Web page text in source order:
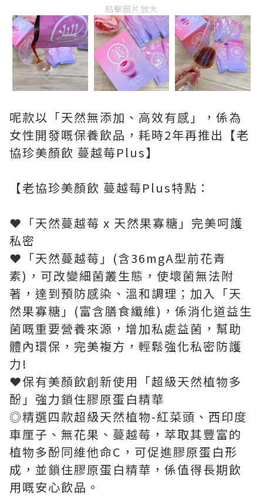
點擊圖片放大
呢款以「天然無添加、高效有感」，係為
女性開發嘅保養飲品，耗時2年再推出【老
協珍美顏飲 蔓越莓Plus】
【老協珍美顏飲 蔓越莓Plus特點：
❤️「天然蔓越莓 x 天然果寡糖」完美呵護
私密
❤「️天然蔓越莓」(含36mgA型前花青
素)，可改變細菌叢生態，使壞菌無法附
著，達到預防感染、溫和調理；加入「天
然果寡糖」(富含膳食纖維)，係消化道益生
菌嘅重要營養來源，增加私處益菌，幫助
體內環保，完美複方，輕鬆強化私密防護
力!
❤️保有美顏飲創新使用「超級天然植物多
酚」強力鎖住膠原蛋白精華
◎精選四款超級天然植物-紅菜頭、西印度
車厘子、無花果、蔓越莓，萃取其豐富的
植物多酚同維他命C，可促進膠原蛋白形
成，並鎖住膠原蛋白精華，係值得長期飲
用嘅安心飲品。